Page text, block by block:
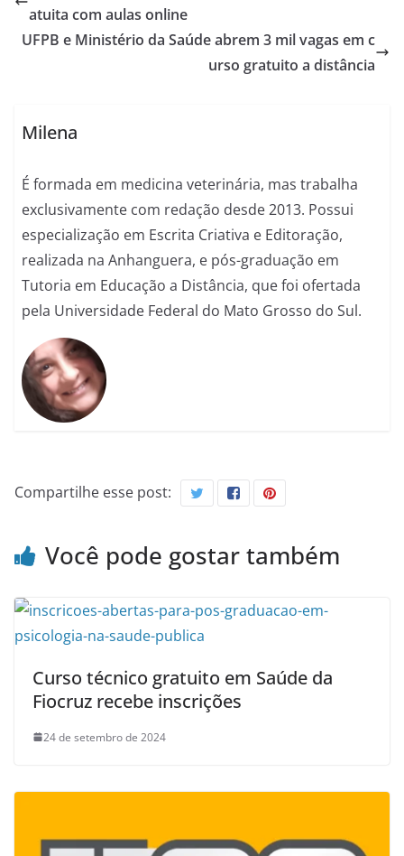
atuita com aulas online
UFPB e Ministério da Saúde abrem 3 mil vagas em c
urso gratuito a distância
Milena
É formada em medicina veterinária, mas trabalha
exclusivamente com redação desde 2013. Possui
especialização em Escrita Criativa e Editoração,
realizada na Anhanguera, e pós-graduação em
Tutoria em Educação a Distância, que foi ofertada
pela Universidade Federal do Mato Grosso do Sul.
Compartilhe esse post:
Você pode gostar também
Curso técnico gratuito em Saúde da
Fiocruz recebe inscrições
24 de setembro de 2024